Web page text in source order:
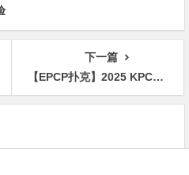
下一篇
【EPCP扑克】2025 KPC系列赛扑克巨星齐聚，现场红包抽奖+指定餐厅八折优惠！